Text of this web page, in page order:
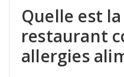
Quelle est
restaurant
allergies